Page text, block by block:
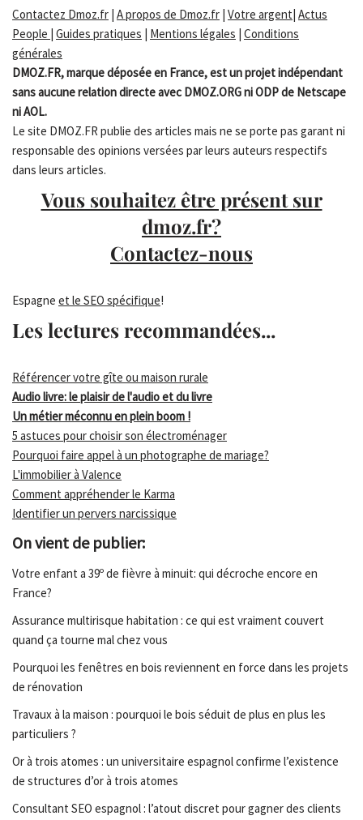
Contactez Dmoz.fr A propos de Dmoz.fr Votre argent Actus
People Guides pratiques Mentions légales Conditions
générales
DMOZ.FR, marque déposée en France, est un projet indépendant
sans aucune relation directe avec DMOZ.ORG ni ODP de Netscape
ni AOL.
Le site DMOZ.FR publie des articles mais ne se porte pas garant ni
responsable des opinions versées par leurs auteurs respectifs
dans leurs articles.
Vous souhaitez être présent sur
dmoz.fr?
Contactez-nous
Espagne et le SEO spécifique!
Les lectures recommandées...
Référencer votre gîte ou maison rurale
Audio livre: le plaisir de l'audio et du livre
Un métier méconnu en plein boom !
5 astuces pour choisir son électroménager
Pourquoi faire appel à un photographe de mariage?
L'immobilier à Valence
Comment appréhender le Karma
Identifier un pervers narcissique
On vient de publier:
Votre enfant a 39º de fièvre à minuit: qui décroche encore en
France?
Assurance multirisque habitation : ce qui est vraiment couvert
quand ça tourne mal chez vous
Pourquoi les fenêtres en bois reviennent en force dans les projets
de rénovation
Travaux à la maison : pourquoi le bois séduit de plus en plus les
particuliers ?
Or à trois atomes : un universitaire espagnol confirme l’existence
de structures d’or à trois atomes
Consultant SEO espagnol : l’atout discret pour gagner des clients